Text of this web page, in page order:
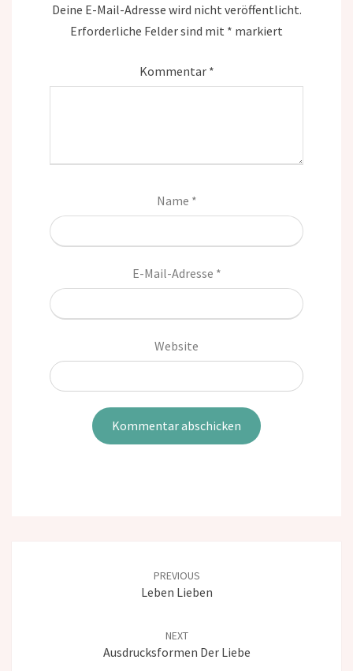
Deine E-Mail-Adresse wird nicht veröffentlicht.
Erforderliche Felder sind mit * markiert
Kommentar *
Name *
E-Mail-Adresse *
Website
PREVIOUS
Leben Lieben
NEXT
Ausdrucksformen Der Liebe